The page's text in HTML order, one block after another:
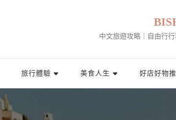
中文旅遊攻略｜自由行
旅行體驗 美食人生 好店好物